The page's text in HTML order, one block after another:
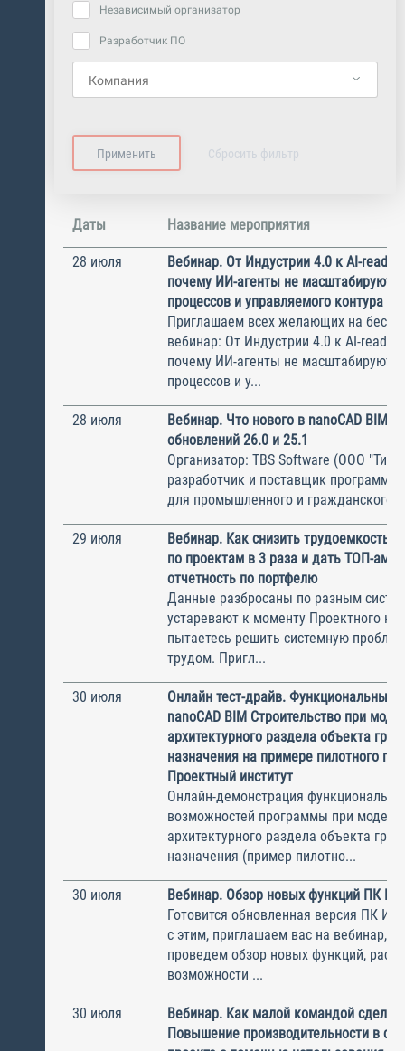
Независимый организатор
Разработчик ПО
Даты Название мероприятия
28 июля
Вебинар. От Индустрии 4.0 к AI-ready
почему ИИ-агенты не
процессов и управляемого контура
Приглашаем всех желающих на
вебинар: От Индустрии 4.0 к AI-ready
почему ИИ-агенты не
процессов и у...
28 июля
Вебинар. Что нового в nanoCAD BIM
обновлений 26.0 и 25.1
Организатор: TBS Software (ООО
разработчик и поставщик
для промышленного и гражданского
29 июля
Вебинар. Как снизить трудоемкость
по проектам в 3 раза и дать ТОП-ам
отчетность по портфелю
Данные разбросаны по разным
устаревают к моменту Проектного
пытаетесь решить системную
трудом. Пригл...
30 июля
Онлайн тест-драйв. Функциональные
nanoCAD BIM Строительство при
архитектурного раздела объекта
назначения на примере пилотного
Проектный институт
Онлайн-демонстрация
возможностей программы при
архитектурного раздела объекта
назначения (пример пилотно...
30 июля
Вебинар. Обзор новых функций ПК
Готовится обновленная версия ПК
с этим, приглашаем вас на вебинар,
проведем обзор новых функций,
возможности ...
30 июля
Вебинар. Как малой командой
Повышение производительности в